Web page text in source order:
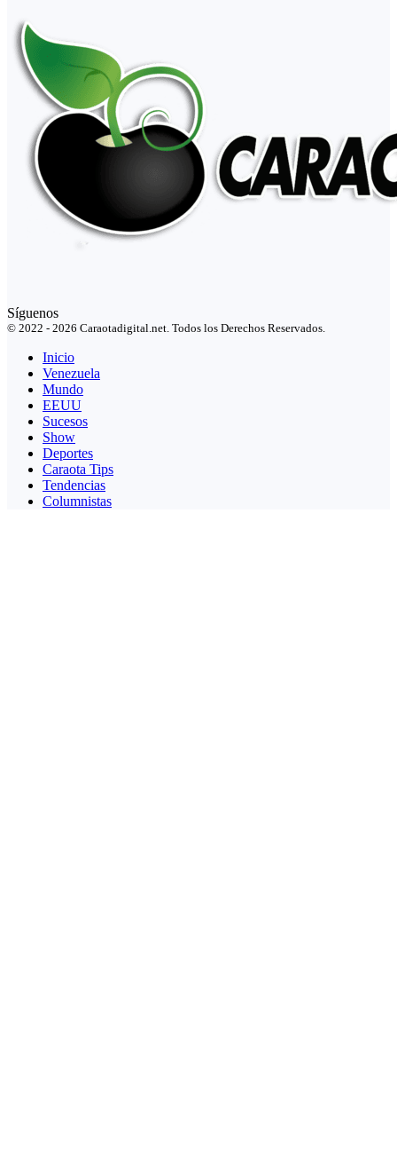
Síguenos
© 2022 - 2026 Caraotadigital.net. Todos los Derechos Reservados.
Inicio
Venezuela
Mundo
EEUU
Sucesos
Show
Deportes
Caraota Tips
Tendencias
Columnistas